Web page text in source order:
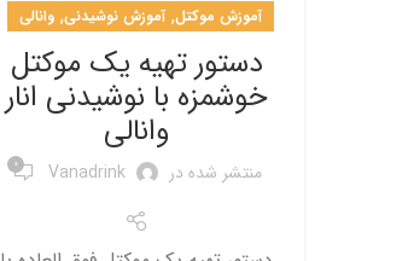
آموزش موکتل, آموزش نوشیدنی, وانالی
دستور تهیه یک موکتل
خوشمزه با نوشیدنی انار
وانالی
منتشر شده در Vanadrink
0